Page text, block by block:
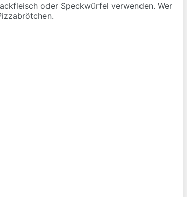
oder Speckwürfel verwenden. Wer